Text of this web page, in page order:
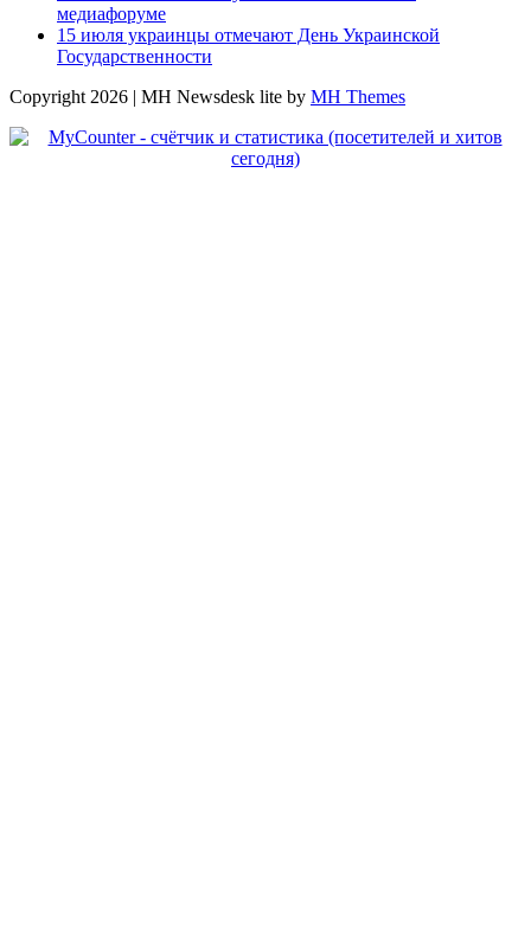
медиафоруме
15 июля украинцы отмечают День Украинской
Государственности
Copyright 2026 | MH Newsdesk lite by MH Themes